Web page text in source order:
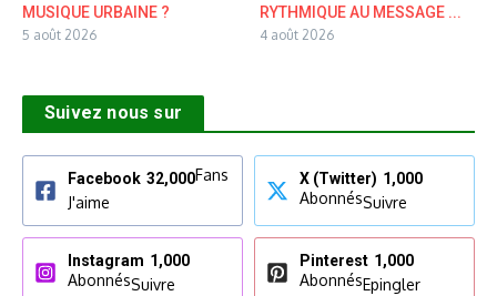
MUSIQUE URBAINE ?
5 août 2026
RYTHMIQUE AU MESSAGE ...
4 août 2026
Suivez nous sur
Facebook 32,000Fans
J'aime
X (Twitter) 1,000
AbonnésSuivre
Instagram 1,000
AbonnésSuivre
Pinterest 1,000
AbonnésEpingler